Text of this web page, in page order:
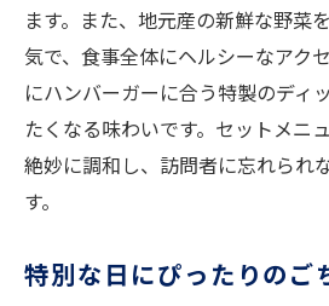
ます。また、地元産の新鮮な野菜
気で、食事全体にヘルシーなアク
にハンバーガーに合う特製のディ
たくなる味わいです。セットメニ
絶妙に調和し、訪問者に忘れられ
す。
特別な日にぴったりのご